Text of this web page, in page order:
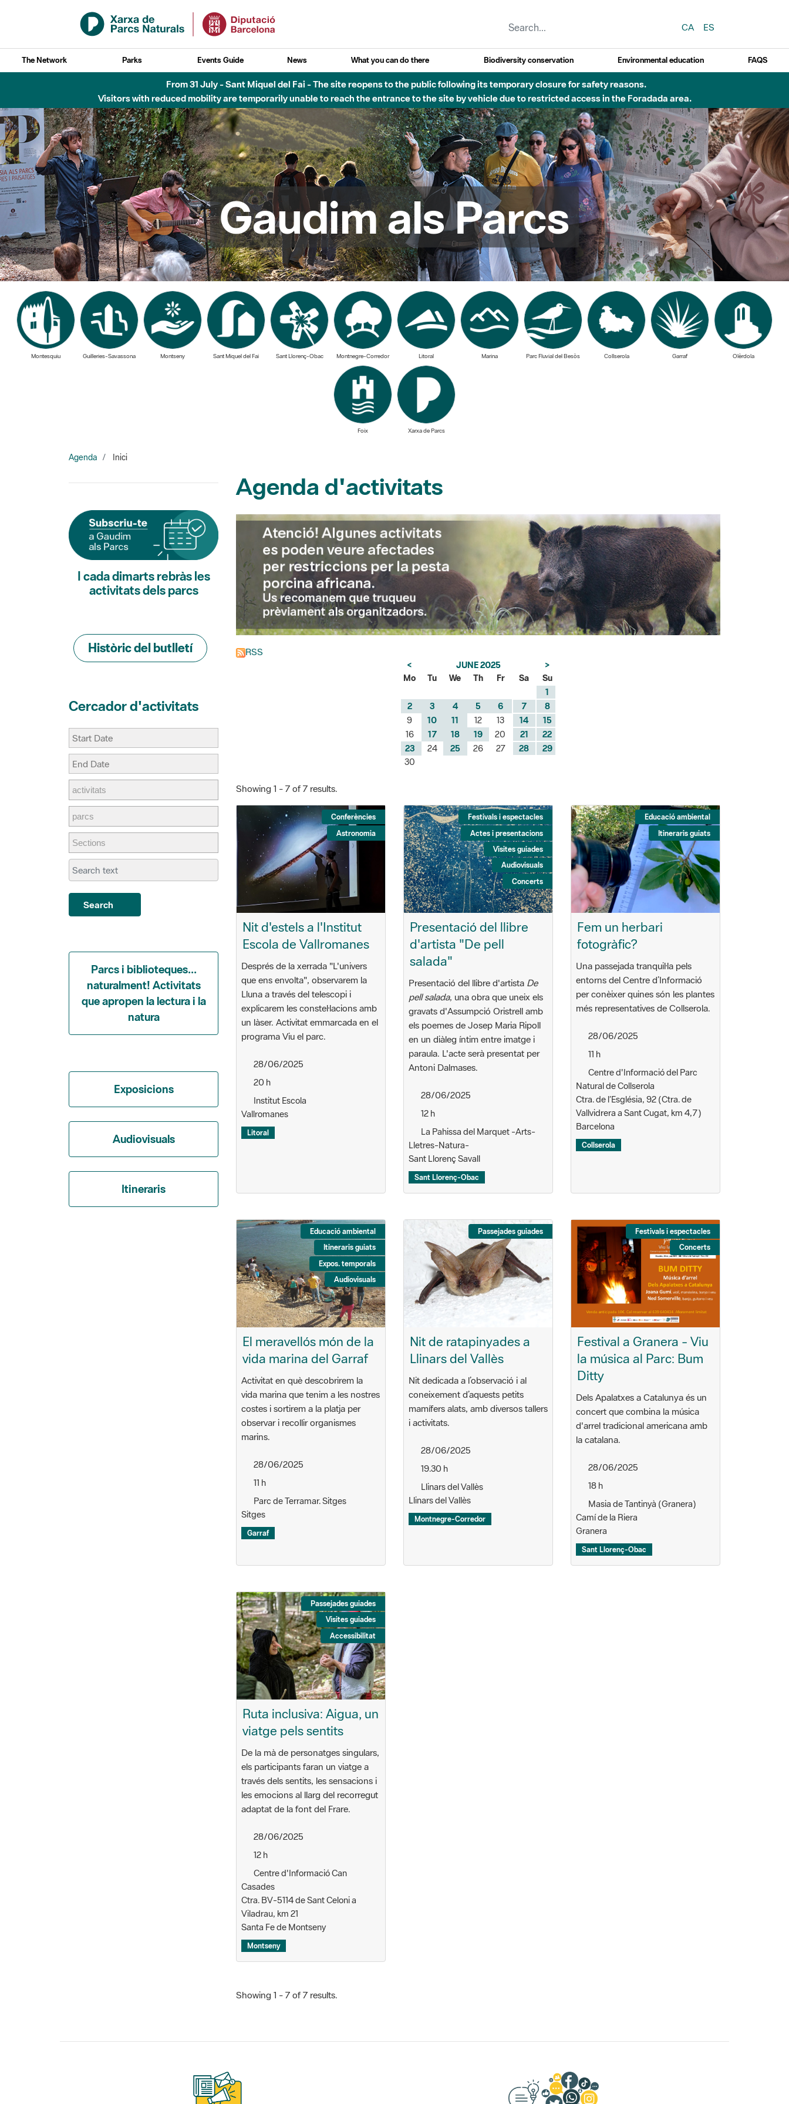
Skip to Main Content
CA
ES
The Network Parks Events Guide News What you can do there Biodiversity conservation Environmental education FAQS
5 d'agost - Parc Natural de Sant Llorenç del Munt i l´Obac - Nivell 3 del Pla Alfa (perill molt alt d'incendi)
Gaudim als Parcs
Montesquiu Guilleries-Savassona Sant Miquel del Fai Sant Llorenç-Obac Montnegre-Corredor Parc Fluvial del Besòs Olèrdola
Foix Xarxa de Parcs
I cada dimarts rebràs les
activitats dels parcs
Històric del butlletí
Search
Parcs i biblioteques...
naturalment! Activitats
que apropen la lectura i la
natura
Exposicions
Audiovisuals
Itineraris
Agenda d'activitats
RSS
Mo
We Th Fr
Su
1
8
9
10 11 12 13 14
15
16
17 18 19 20 21
22
23
24 25 26 27 28
29
30
Conferències
Astronomia
Nit d'estels a l'Institut
Escola de Vallromanes
Després de la xerrada "L'univers
que ens envolta", observarem la
Lluna a través del telescopi i
explicarem les constel·lacions amb
un làser. Activitat emmarcada en el
programa Viu el parc.
20 h
Institut Escola
Vallromanes
Litoral
Festivals i espectacles
Actes i presentacions
Visites guiades
Audiovisuals
Concerts
Presentació del llibre
d'artista "De pell
salada"
Presentació del llibre d'artista
pell salada, una obra que uneix els
gravats d'Assumpció Oristrell amb
els poemes de Josep Maria Ripoll
en un diàleg íntim entre imatge i
paraula. L'acte serà presentat per
Antoni Dalmases.
12 h
La Pahissa del Marquet -Arts-
Lletres-Natura-
Sant Llorenç Savall
Sant Llorenç-Obac
Educació ambiental
Itineraris guiats
Fem un herbari
fotogràfic?
Una passejada tranquil·la pels
entorns del Centre d’Informació
per conèixer quines són les plantes
més representatives de Collserola.
11 h
Centre d'Informació del Parc
Natural de Collserola
Ctra. de l’Església, 92 (Ctra. de
Vallvidrera a Sant Cugat, km 4,7)
Barcelona
Collserola
Educació ambiental
Itineraris guiats
Expos. temporals
Audiovisuals
El meravellós món de la
vida marina del Garraf
Activitat en què descobrirem la
vida marina que tenim a les nostres
costes i sortirem a la platja per
observar i recollir organismes
marins.
11 h
Parc de Terramar. Sitges
Sitges
Garraf
Passejades guiades
Llinars del Vallès
Nit dedicada a l’observació i al
coneixement d’aquests petits
mamífers alats, amb diversos tallers
i activitats.
19.30 h
Llinars del Vallès
Llinars del Vallès
Montnegre-Corredor
Festivals i espectacles
Concerts
Festival a Granera - Viu
la música al Parc: Bum
Ditty
Dels Apalatxes a Catalunya és un
concert que combina la música
d'arrel tradicional americana amb
la catalana.
18 h
Masia de Tantinyà (Granera)
Camí de la Riera
Granera
Sant Llorenç-Obac
Visites guiades
Accessibilitat
Ruta inclusiva: Aigua, un
viatge pels sentits
De la mà de personatges singulars,
els participants faran un viatge a
través dels sentits, les sensacions i
les emocions al llarg del recorregut
adaptat de la font del Frare.
12 h
Centre d'Informació Can
Casades
Ctra. BV-5114 de Sant Celoni a
Viladrau, km 21
Santa Fe de Montseny
Montseny